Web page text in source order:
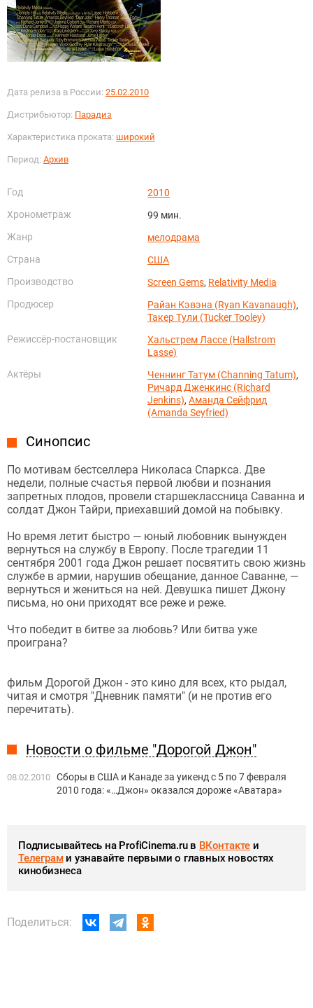
Дата релиза в России: 25.02.2010
Дистрибьютор: Парадиз
Характеристика проката: широкий
Период: Архив
Год
2010
Хронометраж
99 мин.
Жанр
мелодрама
Страна
США
Производство
Screen Gems, Relativity Media
Продюсер
Райан Кэвэна (Ryan Kavanaugh),
Такер Тули (Tucker Tooley)
Режиссёр-постановщик
Хальстрем Лассе (Hallstrom
Lasse)
Актёры
Ченнинг Татум (Channing Tatum),
Ричард Дженкинс (Richard
Jenkins),Аманда Сейфрид
(Amanda Seyfried)
Синопсис
По мотивам бестселлера Николаса Спаркса. Две
недели, полные счастья первой любви и познания
запретных плодов, провели старшеклассница Саванна и
солдат Джон Тайри, приехавший домой на побывку.
Но время летит быстро — юный любовник вынужден
вернуться на службу в Европу. После трагедии 11
сентября 2001 года Джон решает посвятить свою жизнь
службе в армии, нарушив обещание, данное Саванне, —
вернуться и жениться на ней. Девушка пишет Джону
письма, но они приходят все реже и реже.
Что победит в битве за любовь? Или битва уже
проиграна?
фильм Дорогой Джон - это кино для всех, кто рыдал,
читая и смотря "Дневник памяти" (и не против его
перечитать).
Новости о фильме "Дорогой Джон"
08.02.2010 Сборы в США и Канаде за уикенд с 5 по 7 февраля
2010 года: «…Джон» оказался дороже «Аватара»
Подписывайтесь на ProfiCinema.ru в ВКонтакте и
Телеграми узнавайте первыми о главных новостях
кинобизнеса
Поделиться: